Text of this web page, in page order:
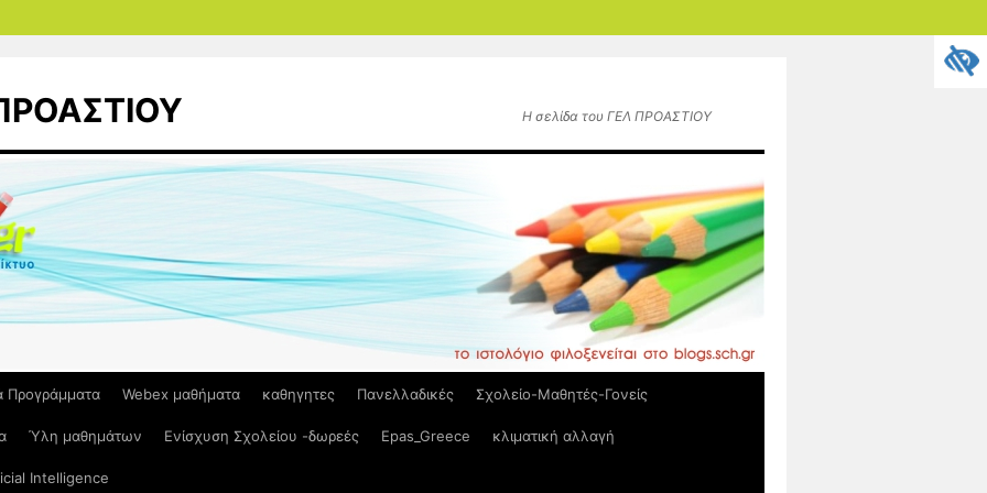
Η σελίδα του ΓΕΛ ΠΡΟΑΣΤΙΟΥ
Προγράμματα Webex μαθήματα καθηγητες Πανελλαδικές Σχολείο-Μαθητές-Γονείς
Ύλη μαθημάτων Ενίσχυση Σχολείου -δωρεές Epas_Greece κλιματική αλλαγή
Intelligence